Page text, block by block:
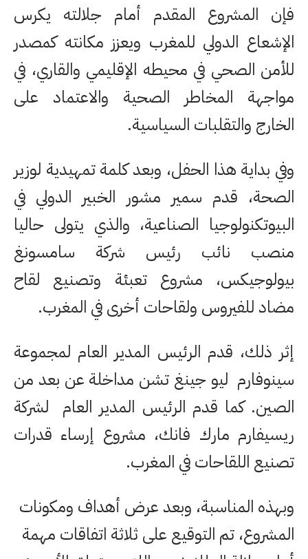
فإن المشروع المقدم أمام جلالته يكرس
الإشعاع الدولي للمغرب ويعزز مكانته كمصدر
للأمن الصحي في محيطه الإقليمي والقاري، في
مواجهة المخاطر الصحية والاعتماد على
الخارج والتقلبات السياسية.
وفي بداية هذا الحفل، وبعد كلمة تمهيدية لوزير
الصحة، قدم سمير مشور الخبير الدولي في
البيوتكنولوجيا الصناعية، والذي يتولى حاليا
منصب نائب رئيس شركة سامسونغ
بيولوجيكس، مشروع تعبئة وتصنيع لقاح
مضاد للفيروس ولقاحات أخرى في المغرب.
إثر ذلك، قدم الرئيس المدير العام لمجموعة
سينوفارم ليو جينغ تشن مداخلة عن بعد من
الصين. كما قدم الرئيس المدير العام لشركة
ريسيفارم مارك فانك، مشروع إرساء قدرات
تصنيع اللقاحات في المغرب.
وبهذه المناسبة، وبعد عرض أهداف ومكونات
المشروع، تم التوقيع على ثلاثة اتفاقات مهمة